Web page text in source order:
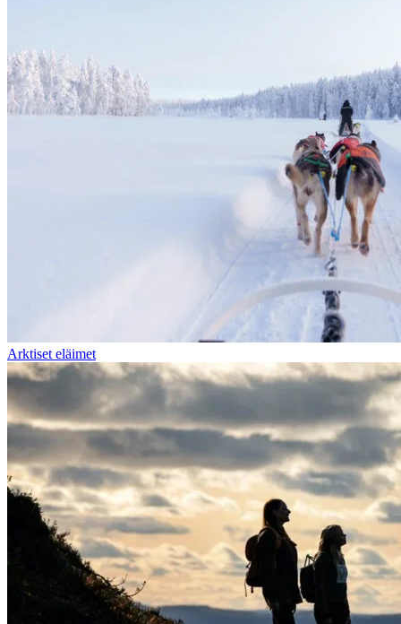
Arktiset eläimet